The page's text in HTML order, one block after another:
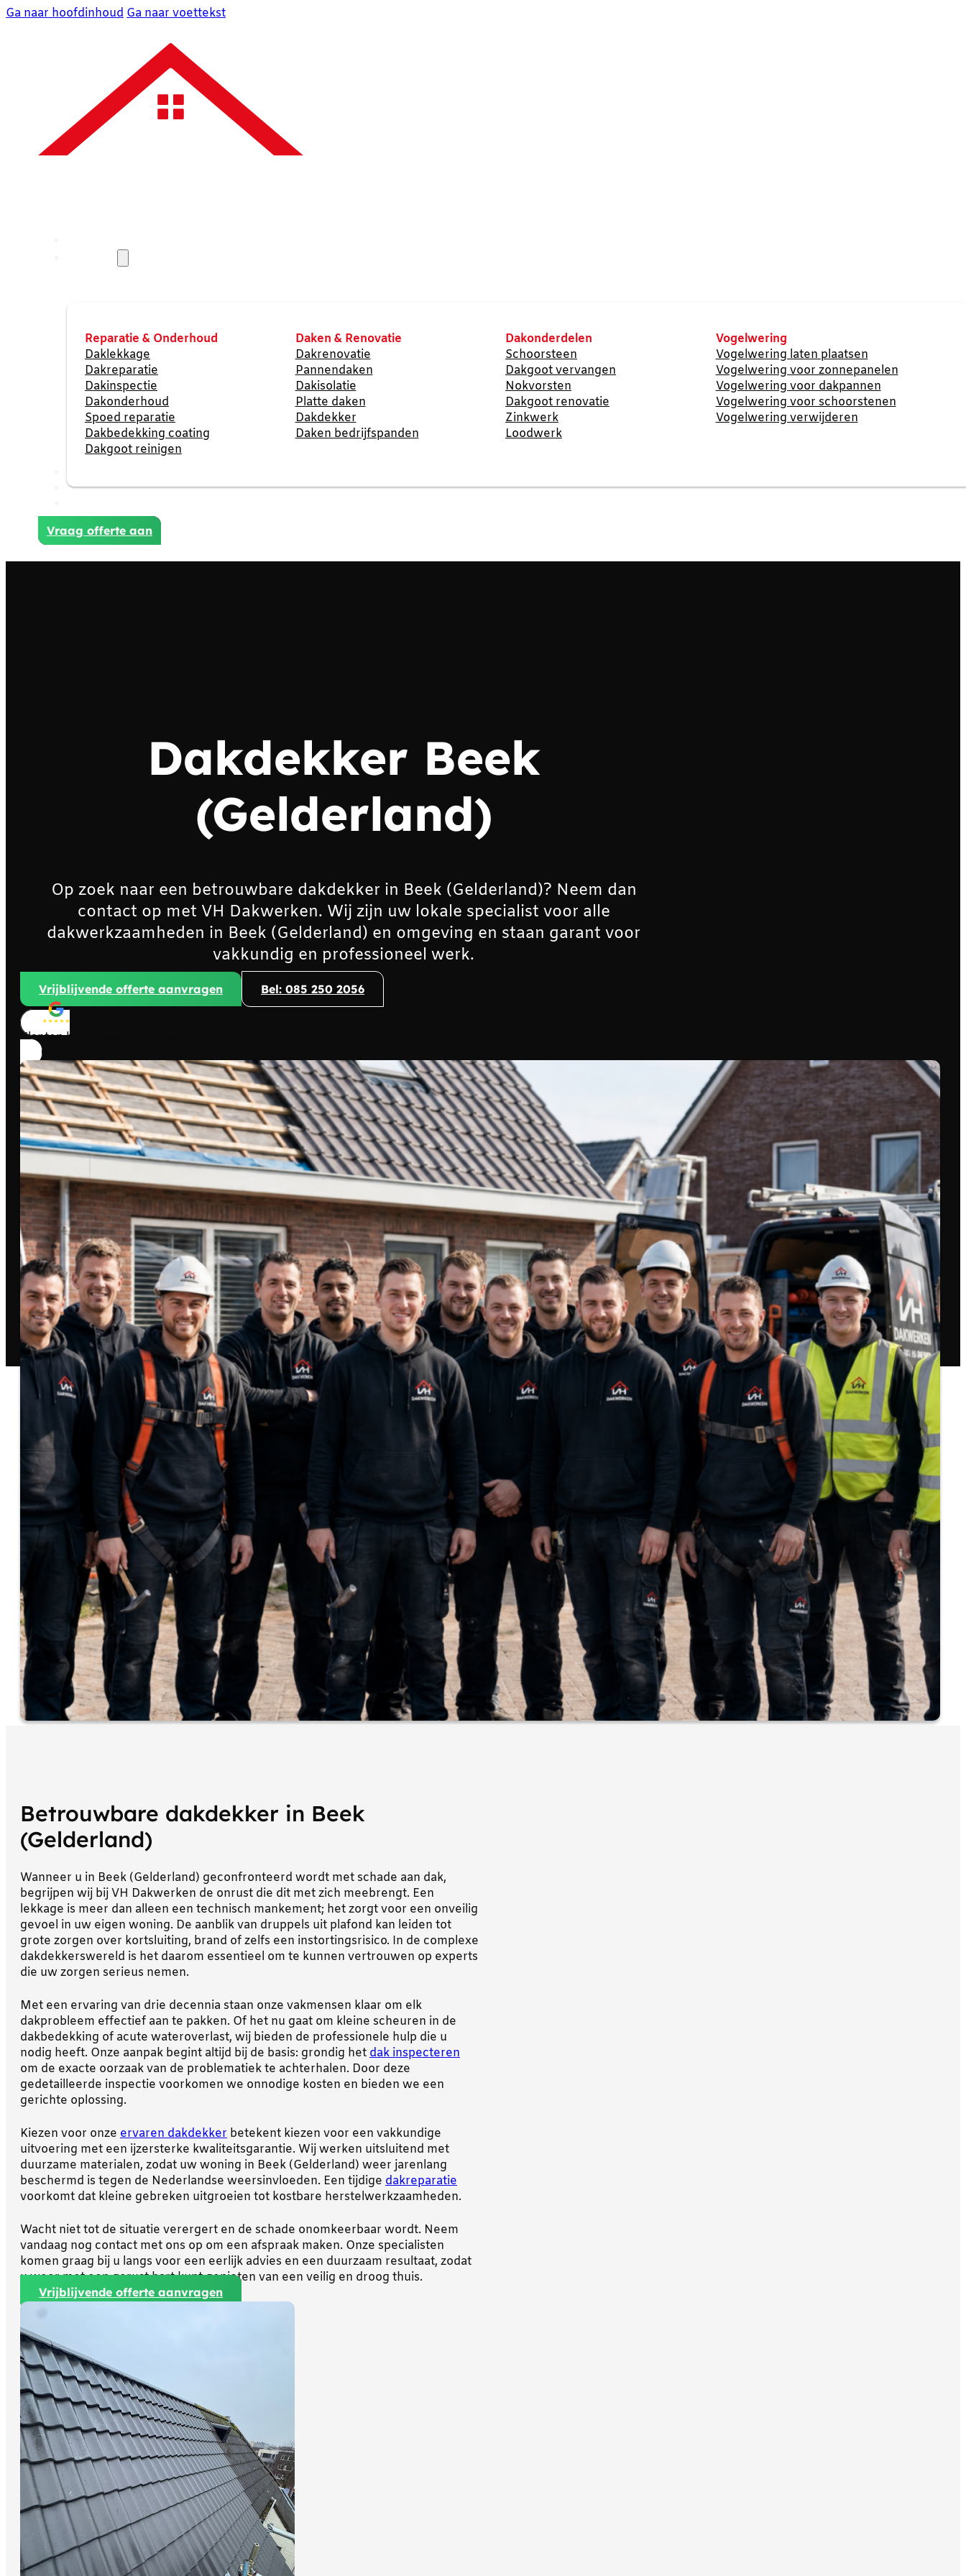
Ga naar hoofdinhoud Ga naar voettekst
Reparatie & Onderhoud
Daklekkage
Dakreparatie
Dakinspectie
Dakonderhoud
Spoed reparatie
Dakbedekking coating
Dakgoot reinigen
Daken & Renovatie
Dakrenovatie
Pannendaken
Dakisolatie
Platte daken
Dakdekker
Daken bedrijfspanden
Dakonderdelen
Schoorsteen
Dakgoot vervangen
Nokvorsten
Dakgoot renovatie
Zinkwerk
Loodwerk
Vogelwering
Vogelwering laten plaatsen
Vogelwering voor zonnepanelen
Vogelwering voor dakpannen
Vogelwering voor schoorstenen
Vogelwering verwijderen
Projecten
Vraag offerte aan
Dakdekker Beek
(Gelderland)
Op zoek naar een betrouwbare dakdekker in Beek (Gelderland)? Neem dan
contact op met VH Dakwerken. Wij zijn uw lokale specialist voor alle
dakwerkzaamheden in Beek (Gelderland) en omgeving en staan garant voor
vakkundig en professioneel werk.
Vrijblijvende offerte aanvragen Bel: 085 250 2056
Klanten beoordelen ons met
Betrouwbare dakdekker in Beek
(Gelderland)
Wanneer u in Beek (Gelderland) geconfronteerd wordt met schade aan dak,
begrijpen wij bij VH Dakwerken de onrust die dit met zich meebrengt. Een
lekkage is meer dan alleen een technisch mankement; het zorgt voor een onveilig
gevoel in uw eigen woning. De aanblik van druppels uit plafond kan leiden tot
grote zorgen over kortsluiting, brand of zelfs een instortingsrisico. In de complexe
dakdekkerswereld is het daarom essentieel om te kunnen vertrouwen op experts
die uw zorgen serieus nemen.
Met een ervaring van drie decennia staan onze vakmensen klaar om elk
dakprobleem effectief aan te pakken. Of het nu gaat om kleine scheuren in de
dakbedekking of acute wateroverlast, wij bieden de professionele hulp die u
nodig heeft. Onze aanpak begint altijd bij de basis: grondig hetdak inspecteren
om de exacte oorzaak van de problematiek te achterhalen. Door deze
gedetailleerde inspectie voorkomen we onnodige kosten en bieden we een
gerichte oplossing.
Kiezen voor onze ervaren dakdekker betekent kiezen voor een vakkundige
uitvoering met een ijzersterke kwaliteitsgarantie. Wij werken uitsluitend met
duurzame materialen, zodat uw woning in Beek (Gelderland) weer jarenlang
beschermd is tegen de Nederlandse weersinvloeden. Een tijdige dakreparatie
voorkomt dat kleine gebreken uitgroeien tot kostbare herstelwerkzaamheden.
Wacht niet tot de situatie verergert en de schade onomkeerbaar wordt. Neem
vandaag nog contact met ons op om een afspraak maken. Onze specialisten
komen graag bij u langs voor een eerlijk advies en een duurzaam resultaat, zodat
u weer met een gerust hart kunt genieten van een veilig en droog thuis.
Vrijblijvende offerte aanvragen